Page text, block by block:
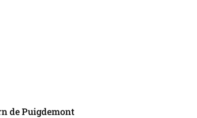
de Puigdemont